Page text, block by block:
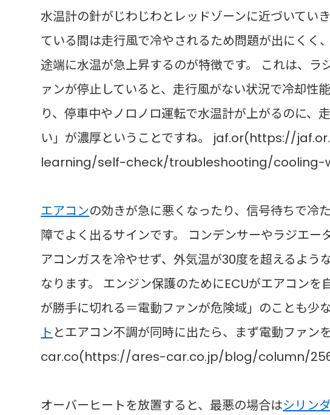
水温計の針がじわじわとレッドゾーンに近づいてい
ている間は走行風で冷やされるため問題が出にくく
途端に水温が急上昇するのが特徴です。 これは、ラ
ァンが停止していると、走行風がない状況で冷却性
り、停車中やノロノロ運転で水温計が上がるのに、
い」が濃厚ということですね。 jaf.or(https://
learning/self-check/troubleshooting/
エアコンの効きが急に悪くなったり、信号待ちで冷
障でよく出るサインです。 コンデンサーやラジエー
アコンガスを冷やせず、外気温が30度を超えるよう
なります。 エンジン保護のためにECUがエアコン
が勝手に切れる＝電動ファンが危険域」のことも少
ト とエアコン不調が同時に出たら、まず電動ファン
car.co(https://ares-car.co.jp/blog/column/
オーバーヒートを放置すると、最悪の場合はシリン